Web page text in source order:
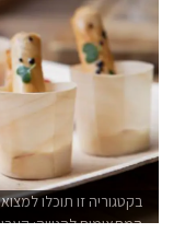
בקטגוריה זו תוכלו
המתאימים להגשה: